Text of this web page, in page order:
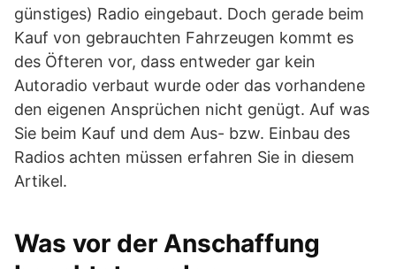
günstiges) Radio eingebaut. Doch gerade beim
Kauf von gebrauchten Fahrzeugen kommt es
des Öfteren vor, dass entweder gar kein
Autoradio verbaut wurde oder das vorhandene
den eigenen Ansprüchen nicht genügt. Auf was
Sie beim Kauf und dem Aus- bzw. Einbau des
Radios achten müssen erfahren Sie in diesem
Artikel.
Was vor der Anschaffung